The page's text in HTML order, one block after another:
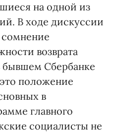
на одной из
В ходе дискуссии
возврата
бывшем Сбербанке
положение
в
главного
социалисты не